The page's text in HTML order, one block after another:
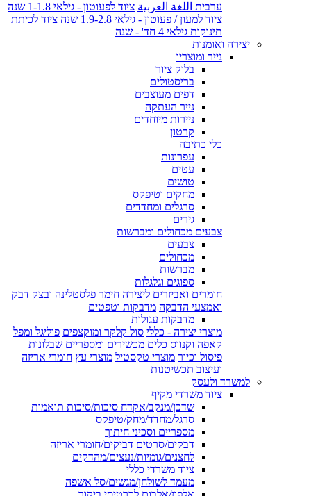
ערבית اللغة العربية ציוד לפעוטון - גילאי 1-1.8 שנה
ציוד למעון / פעוטון - גילאי 1.9-2.8 שנה
ציוד לכיתת
תינוקות גילאי 4 חד' - שנה
יצירה ואומנות
נייר ומוצריו
בלוק ציור
בריסטולים
דפים מעוצבים
נייר העתקה
ניירות מיוחדים
קרטון
כלי כתיבה
עפרונות
עטים
טושים
מחקים וטיפקס
סרגלים ומחדדים
גירים
צבעים מכחולים ומברשות
צבעים
מכחולים
מברשות
ספוגים וגלגלות
חומרים ואביזרים ליצירה חימר פלסטלינה ובצק דבק
ואמצעי הדבקה מדבקות וטפטים
מדבקות עגולות
מוצרי יצירה - כללי סול קלקר ומוקצפים פוליגל ומפל
קאפה וקנווס כלים מכשירים ומספריים שבלונות
פיסול וכיור מוצרי טקסטיל מוצרי עץ חומרי אריזה
ועיצוב תכשיטנות
למשרד ולעסק
ציוד משרדי מקיף
שדכן/מנקב/אקדח סיכות/סיכות תואמות
סרגל/מחדד/מחק/טיפקס
מספריים וסכיני חיתוך
דבקים/סרטים דביקים/חומרי אריזה
לחצנים/גומיות/נעצים/מהדקים
ציוד משרדי כללי
מעמד לשולחן/מגשים/סל אשפה